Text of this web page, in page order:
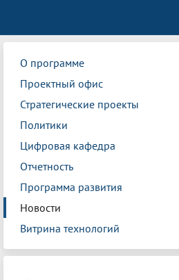
О программе
Проектный офис
Стратегические проекты
Политики
Цифровая кафедра
Отчетность
Программа развития
Новости
Витрина технологий